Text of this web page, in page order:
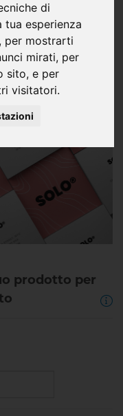
di
esperienza
per mostrarti
mirati, per
sito, e per
visitatori.
Con il loro
trasmettono creatività.
uscire dagli
resistente e
prodotto per